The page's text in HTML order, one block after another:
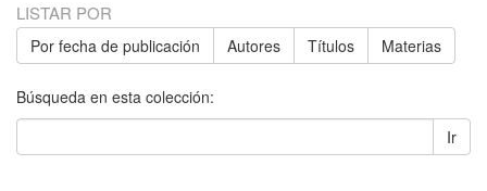
LISTAR POR
Por fecha de publicación Autores Títulos Materias
Búsqueda en esta colección:
Ir